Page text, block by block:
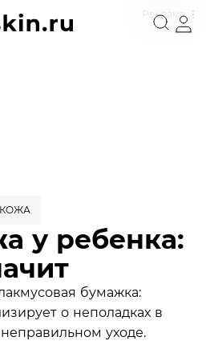
Реклама
у ребенка:
бумажка:
о неполадках в
уходе.